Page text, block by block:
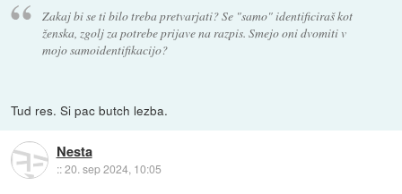
Zakaj bi se ti bilo treba pretvarjati? Se "samo" identificiraš kot
ženska, zgolj za potrebe prijave na razpis. Smejo oni dvomiti v
mojo samoidentifikacijo?
Tud res. Si pac butch lezba.
Nesta
::20. sep 2024, 10:05